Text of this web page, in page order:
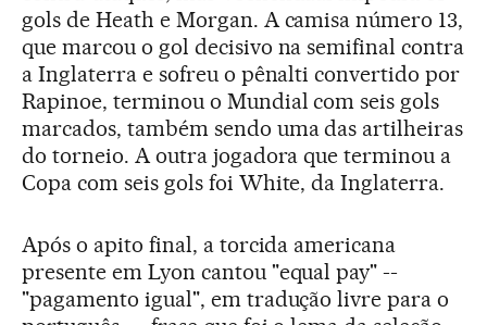
gols de Heath e Morgan. A camisa número 13,
que marcou o gol decisivo na semifinal contra
a Inglaterra e sofreu o pênalti convertido por
Rapinoe, terminou o Mundial com seis gols
marcados, também sendo uma das artilheiras
do torneio. A outra jogadora que terminou a
Copa com seis gols foi White, da Inglaterra.
Após o apito final, a torcida americana
presente em Lyon cantou "equal pay" --
"pagamento igual", em tradução livre para o